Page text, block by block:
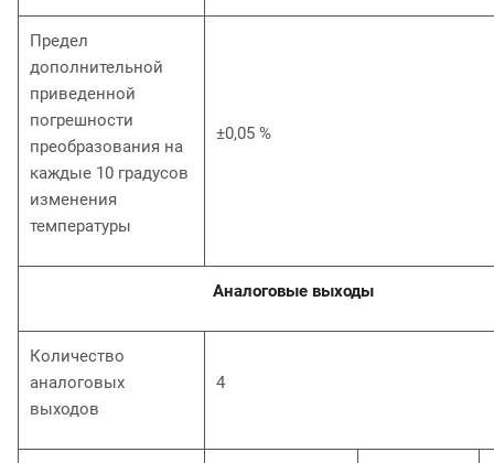
Предел
дополнительной
приведенной
погрешности
преобразования на
каждые 10 градусов
изменения
температуры
±0,05 %
Аналоговые выходы
Количество
аналоговых
выходов
4